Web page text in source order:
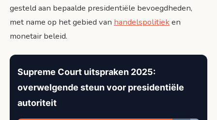
gesteld aan bepaalde presidentiële bevoegdheden,
met name op het gebied van handelspolitieken
monetair beleid.
Supreme Court uitspraken 2025:
overwelgende steun voor presidentiële
autoriteit